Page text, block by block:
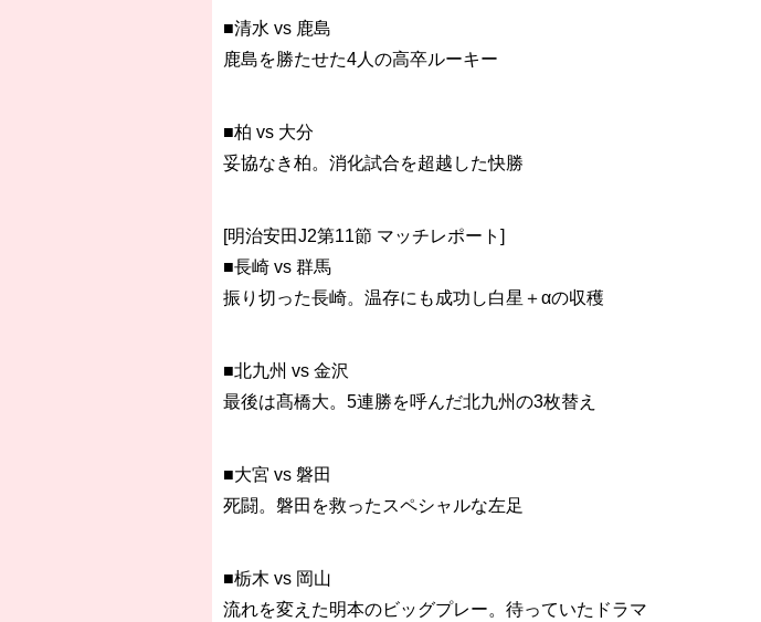
■清水 vs 鹿島
鹿島を勝たせた4人の高卒ルーキー
■柏 vs 大分
妥協なき柏。消化試合を超越した快勝
[明治安田J2第11節 マッチレポート]
■長崎 vs 群馬
振り切った長崎。温存にも成功し白星＋αの収穫
■北九州 vs 金沢
最後は髙橋大。5連勝を呼んだ北九州の3枚替え
■大宮 vs 磐田
死闘。磐田を救ったスペシャルな左足
■栃木 vs 岡山
流れを変えた明本のビッグプレー。待っていたドラマ